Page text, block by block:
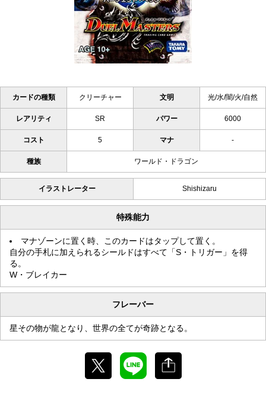
カードの種類 クリーチャー 文明 光/水/闇/火/自然
レアリティ SR パワー 6000
コスト 5 マナ -
種族 ワールド・ドラゴン
イラストレーター Shishizaru
特殊能力
マナゾーンに置く時、このカードはタップして置く。
自分の手札に加えられるシールドはすべて「S・トリガー」を得
る。
W・ブレイカー
フレーバー
星その物が龍となり、世界の全てが奇跡となる。